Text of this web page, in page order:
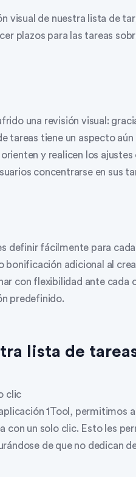
visual de nuestra lista de
plazos para las tareas
una revisión visual:
tareas tiene un aspecto
y realicen los ajustes
concentrarse en sus
definir fácilmente para
bonificación adicional al
con flexibilidad ante cada
predefinido.
lista de
clic
1Tool, permitimos a
con un solo clic. Esto les
de que no dedican